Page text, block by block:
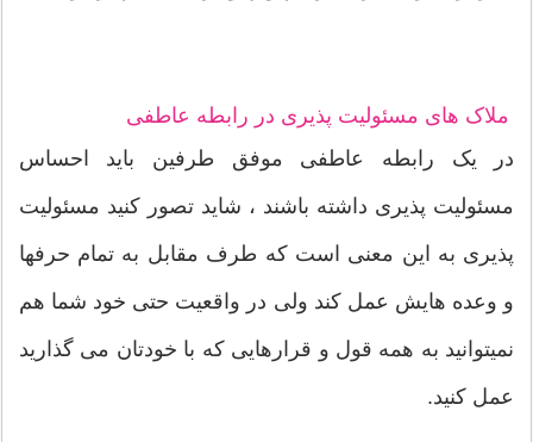
ملاک های مسئولیت پذیری در رابطه عاطفی
در یک رابطه عاطفی موفق طرفین باید احساس
مسئولیت پذیری داشته باشند ، شاید تصور کنید مسئولیت
پذیری به این معنی است که طرف مقابل به تمام حرفها
و وعده هایش عمل کند ولی در واقعیت حتی خود شما هم
نمیتوانید به همه قول و قرارهایی که با خودتان می گذارید
عمل کنید.